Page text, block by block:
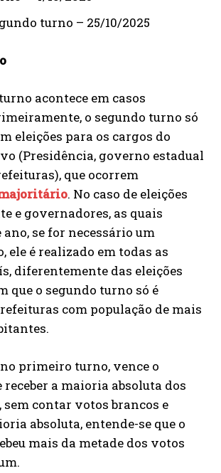
turno – 25/10/2025
acontece em casos
o segundo turno só
eleições para os cargos do
(Presidência, governo estadual
que ocorrem
. No caso de eleições
e governadores, as quais
se for necessário um
ele é realizado em todas as
diferentemente das eleições
que o segundo turno só é
com população de mais
no primeiro turno, vence o
a maioria absoluta dos
contar votos brancos e
absoluta, entende-se que o
mais da metade dos votos